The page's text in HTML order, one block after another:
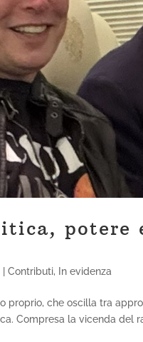
potere
|Contributi, In evidenza
proprio, che oscilla tra
Compresa la vicenda del